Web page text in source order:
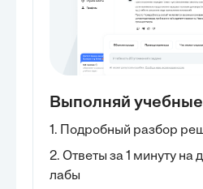
Выполняй учебные
1. Подробный разбор
2. Ответы за 1 минуту на
лабы